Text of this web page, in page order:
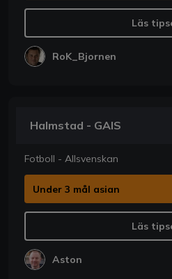
Läs
RoK_Bjornen
Halmstad - GAIS
Fotboll - Allsvenskan
Under 3 mål asian
Läs
Aston